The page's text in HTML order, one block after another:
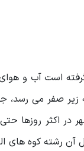
است آب و
مرکز استان مازندارن در اکثر روزها
در اکثر روزها
رشته کوه های